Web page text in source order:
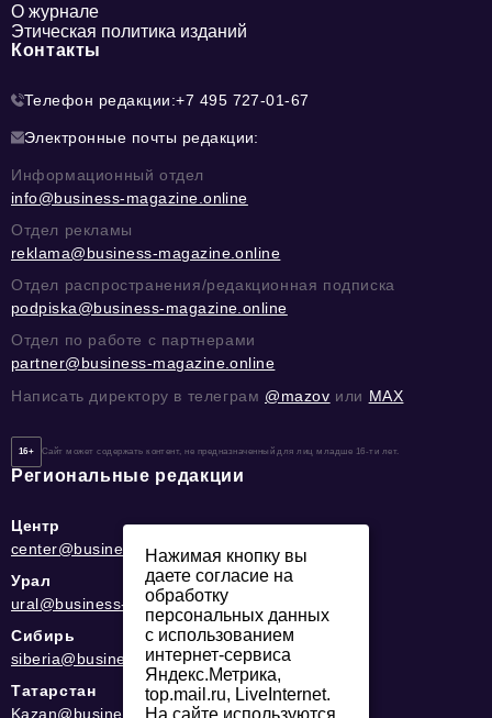
О журнале
Этическая политика изданий
Контакты
Телефон редакции:+7 495 727-01-67
Электронные почты редакции:
Информационный отдел
info@business-magazine.online
Отдел рекламы
reklama@business-magazine.online
Отдел распространения/редакционная подписка
podpiska@business-magazine.online
Отдел по работе с партнерами
partner@business-magazine.online
Написать директору в телеграм @mazov или MAX
16+ Сайт может содержать контент, не предназначенный для лиц младше 16-ти лет.
Региональные редакции
Центр
center@business-magazine.online
Урал
ural@business-magazine.online
Сибирь
siberia@business-magazine.online
Татарстан
Kazan@business-magazine.online
Нажимая кнопку вы
даете согласие на
обработку
персональных данных
с использованием
интернет-сервиса
Яндекс.Метрика,
top.mail.ru, LiveInternet.
На сайте используются